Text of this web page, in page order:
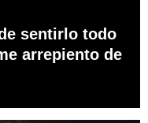
sentirlo todo
arrepiento de